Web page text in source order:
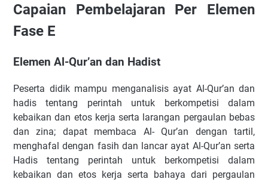
Capaian Pembelajaran Per Elemen
Fase E
Elemen Al-Qur’an dan Hadist
Peserta didik mampu menganalisis ayat Al-Qur’an dan
hadis tentang perintah untuk berkompetisi dalam
kebaikan dan etos kerja serta larangan pergaulan bebas
dan zina; dapat membaca Al- Qur’an dengan tartil,
menghafal dengan fasih dan lancar ayat Al-Qur’an serta
Hadis tentang perintah untuk berkompetisi dalam
kebaikan dan etos kerja serta bahaya dari pergaulan